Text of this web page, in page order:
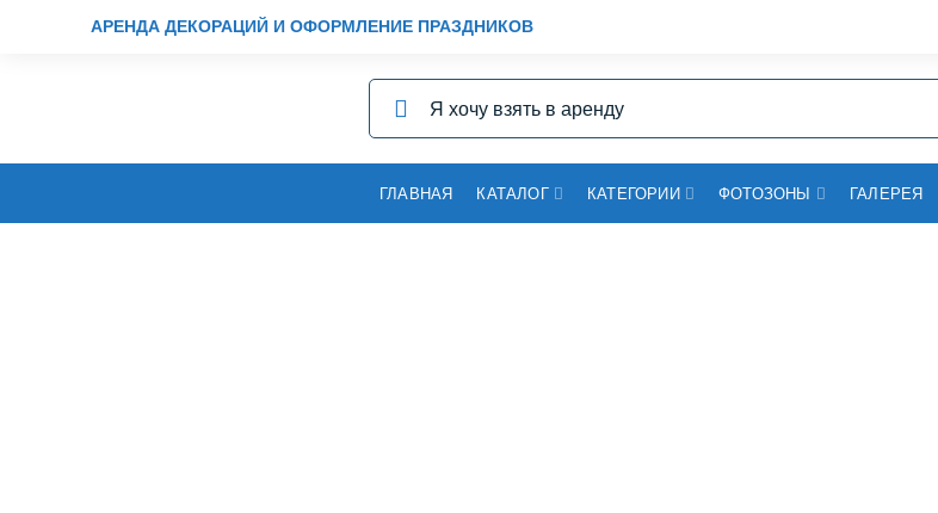
АРЕНДА ДЕКОРАЦИЙ И ОФОРМЛЕНИЕ ПРАЗДНИКОВ
ГЛАВНАЯ КАТАЛОГ КАТЕГОРИИ ФОТОЗОНЫ ГАЛЕРЕЯ